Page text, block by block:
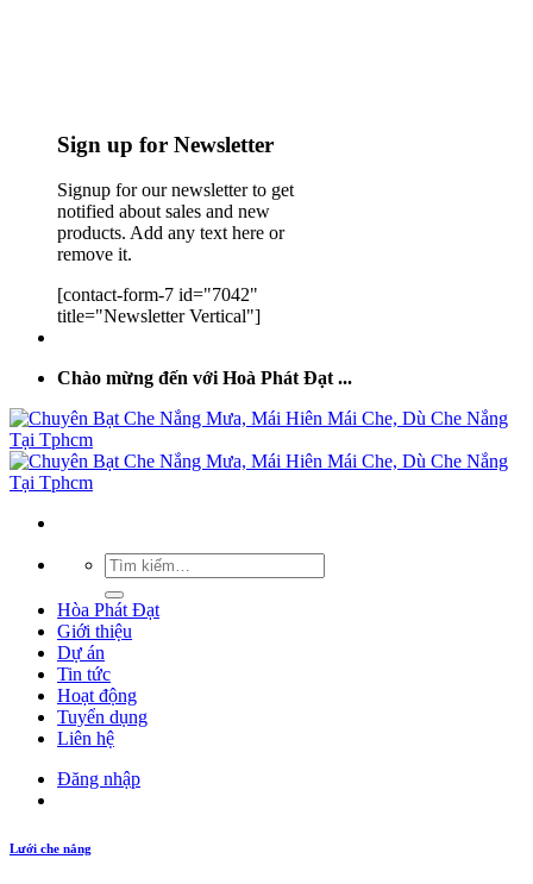
Sign up for Newsletter
Signup for our newsletter to get
notified about sales and new
products. Add any text here or
remove it.
[contact-form-7 id="7042"
title="Newsletter Vertical"]
Chào mừng đến với Hoà Phát Đạt ...
Hòa Phát Đạt
Giới thiệu
Dự án
Tin tức
Hoạt động
Tuyển dụng
Liên hệ
Đăng nhập
Lưới che nắng